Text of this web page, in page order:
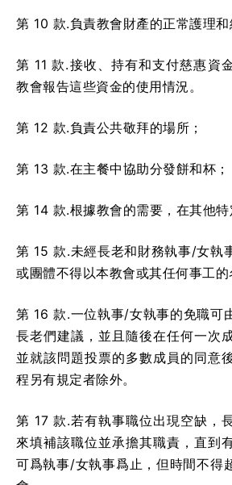
第 10 款.負責教會財產的正常護理和
第 11 款.接收、持有和支付慈惠資
教會報告這些資金的使用情況。
第 12 款.負責公共敬拜的場所；
第 13 款.在主餐中協助分發餅和杯；
第 14 款.根據教會的需要，在其他特
第 15 款.未經長老和財務執事/女執
或團體不得以本教會或其任何事工的
第 16 款.一位執事/女執事的免職可
長老們建議，並且隨後在任何一次
並就該問題投票的多數成員的同意
程另有規定者除外。
第 17 款.若有執事職位出現空缺，
來填補該職位並承擔其職責，直到
可爲執事/女執事爲止，但時間不得